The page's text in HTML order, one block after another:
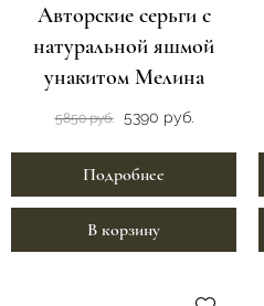
Авторские серьги с
натуральной яшмой
унакитом Мелина
5850 руб. 5390 руб.
Подробнее
В корзину